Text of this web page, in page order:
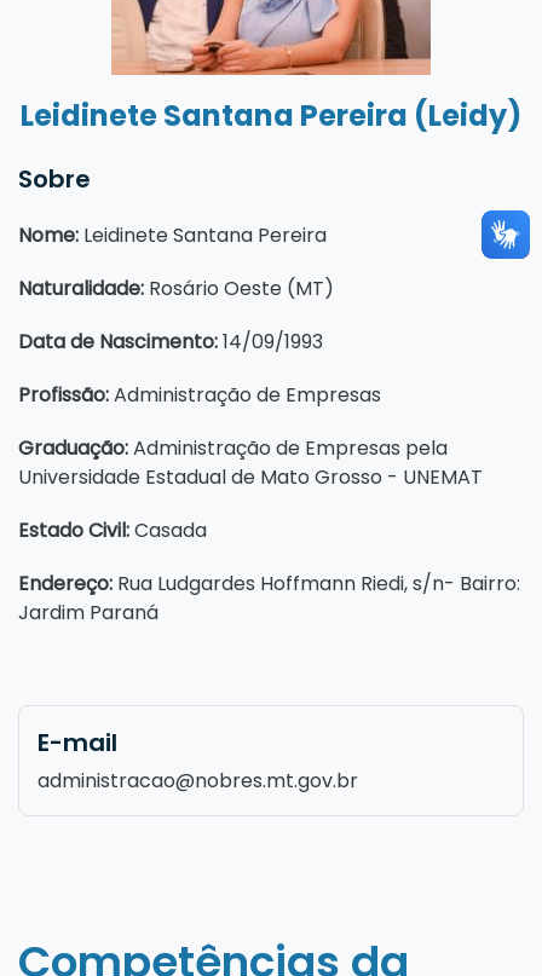
Leidinete Santana Pereira (Leidy)
Sobre
Nome: Leidinete Santana Pereira
Naturalidade: Rosário Oeste (MT)
Data de Nascimento:14/09/1993
Profissão:Administração de Empresas
Graduação:Administração de Empresas pela
Universidade Estadual de Mato Grosso - UNEMAT
Estado Civil:Casada
Endereço: Rua Ludgardes Hoffmann Riedi, s/n- Bairro:
Jardim Paraná
E-mail
administracao@nobres.mt.gov.br
Competências da